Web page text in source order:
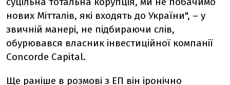
нових Мітталів, які входять до України", – у
звичній манері, не підбираючи слів,
обурювався власник інвестиційної компанії
Concorde Capital.
Ще раніше в розмові з ЕП він іронічно